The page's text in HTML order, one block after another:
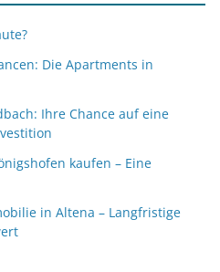
Die Apartments in
Ihre Chance auf eine
kaufen – Eine
in Altena – Langfristige